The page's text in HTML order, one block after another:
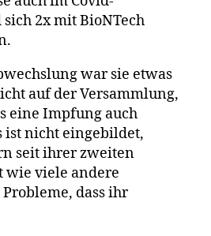
–
ihre
seitdem
aus,
raten
2x mit BioNTech
war sie etwas
auf der Versammlung,
eine Impfung auch
ist nicht eingebildet,
seit ihrer zweiten
wie viele andere
dass ihr